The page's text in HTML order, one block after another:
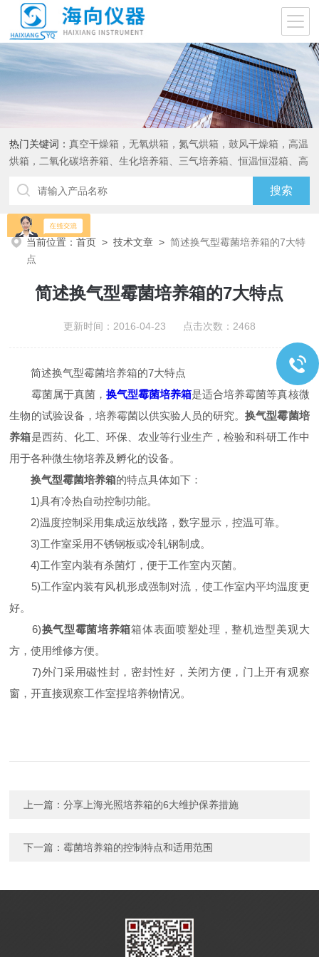
热门关键词：真空干燥箱，无氧烘箱，氮气烘箱，鼓风干燥箱，高温
烘箱，二氧化碳培养箱、生化培养箱、三气培养箱、恒温恒湿箱、高
当前位置：首页 >技术文章 >简述换气型霉菌培养箱的7大特
点
简述换气型霉菌培养箱的7大特点
更新时间：2016-04-23 点击次数：2468
简述换气型霉菌培养箱的7大特点
霉菌属于真菌， 换气型霉菌培养箱是适合培养霉菌等真核微
生物的试验设备，培养霉菌以供实验人员的研究。换气型霉菌培
养箱是西药、化工、环保、农业等行业生产，检验和科研工作中
用于各种微生物培养及孵化的设备。
换气型霉菌培养箱的特点具体如下：
1)具有冷热自动控制功能。
2)温度控制采用集成运放线路，数字显示，控温可靠。
3)工作室采用不锈钢板或冷轧钢制成。
4)工作室内装有杀菌灯，便于工作室内灭菌。
5)工作室内装有风机形成强制对流，使工作室内平均温度更
好。
6)换气型霉菌培养箱箱体表面喷塑处理，整机造型美观大
方，使用维修方便。
7)外门采用磁性封，密封性好，关闭方便，门上开有观察
窗，开直接观察工作室捏培养物情况。
上一篇：分享上海光照培养箱的6大维护保养措施
下一篇：霉菌培养箱的控制特点和适用范围